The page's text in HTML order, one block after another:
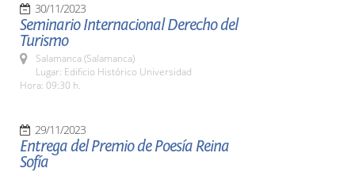
30/11/2023
Seminario Internacional Derecho del
Turismo
Salamanca (Salamanca)
Lugar: Edificio Histórico Universidad
Hora: 09:30 h.
29/11/2023
Entrega del Premio de Poesía Reina
Sofía